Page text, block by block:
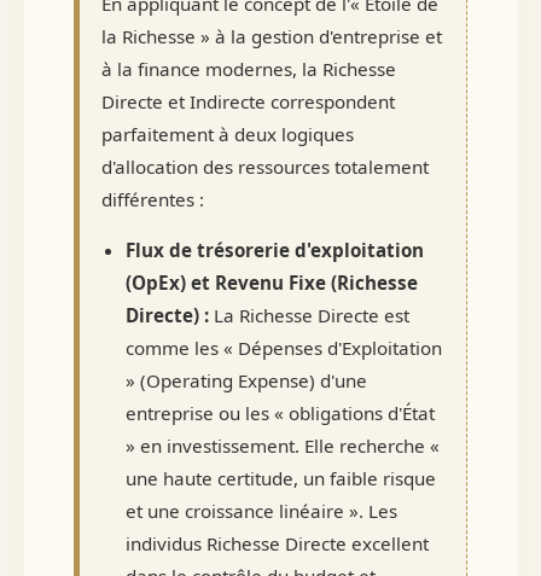
la Richesse » à la gestion d'entreprise et
à la finance modernes, la Richesse
Directe et Indirecte correspondent
parfaitement à deux logiques
d'allocation des ressources totalement
différentes :
Flux de trésorerie d'exploitation
(OpEx) et Revenu Fixe (Richesse
Directe) : La Richesse Directe est
comme les « Dépenses d'Exploitation
» (Operating Expense) d'une
entreprise ou les « obligations d'État
» en investissement. Elle recherche «
une haute certitude, un faible risque
et une croissance linéaire ». Les
individus Richesse Directe excellent